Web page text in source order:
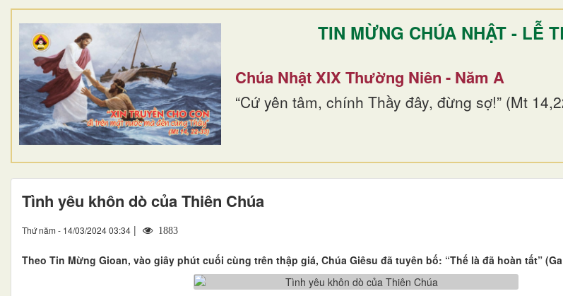
TIN MỪNG CHÚA NHẬT - LỄ
Chúa Nhật XIX Thường Niên - Năm A
“Cứ yên tâm, chính Thầy đây, đừng sợ!” (Mt
Tình yêu khôn dò của Thiên Chúa
Thứ năm - 14/03/2024 03:34 | 1883
Theo Tin Mừng Gioan, vào giây phút cuối cùng trên thập giá, Chúa Giêsu đã tuyên bố: “Thế là đã hoàn tất” (Ga